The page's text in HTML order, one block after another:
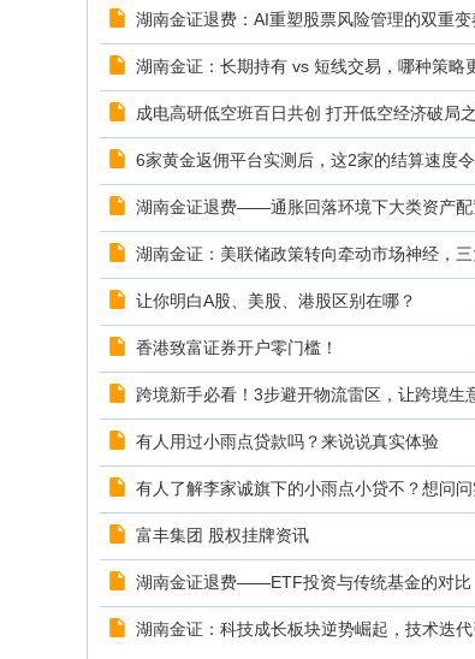
湖南金证退费：AI重塑股票风险管理的双重变
湖南金证：长期持有 vs 短线交易，哪种策略
成电高研低空班百日共创 打开低空经济破局
6家黄金返佣平台实测后，这2家的结算速度令
湖南金证退费——通胀回落环境下大类资产配
湖南金证：美联储政策转向牵动市场神经，
让你明白A股、美股、港股区别在哪？
香港致富证券开户零门槛！
跨境新手必看！3步避开物流雷区，让跨境生
有人用过小雨点贷款吗？来说说真实体验
有人了解李家诚旗下的小雨点小贷不？想问
富丰集团 股权挂牌资讯
湖南金证退费——ETF投资与传统基金的对比
湖南金证：科技成长板块逆势崛起，技术迭